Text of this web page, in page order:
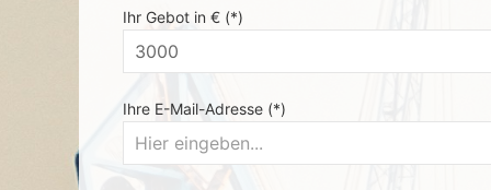
Ihr Gebot in € (*)
Ihre E-Mail-Adresse (*)